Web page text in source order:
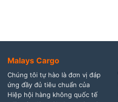
Malays Cargo
Chúng tôi tự hào là đơn vị đáp
ứng đầy đủ tiêu chuẩn của
Hiệp hội hàng không quốc tế